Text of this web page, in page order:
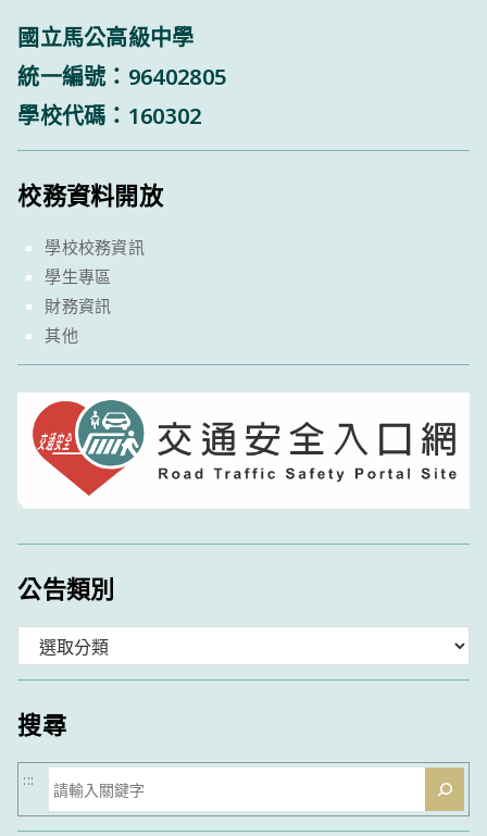
國立馬公高級中學
統一編號：96402805
學校代碼：160302
校務資料開放
學校校務資訊
學生專區
財務資訊
其他
公告類別
類
搜尋
搜
尋
:::